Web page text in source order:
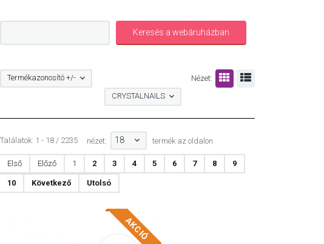
Nézet:
Termékazonosító +/-
CRYSTALNAILS
Találatok: 1 - 18 / 2235 nézet: 18 termék az oldalon
Első Előző 1 2 3 4 5 6 7 8 9
10 Következő Utolsó
AKCIÓ